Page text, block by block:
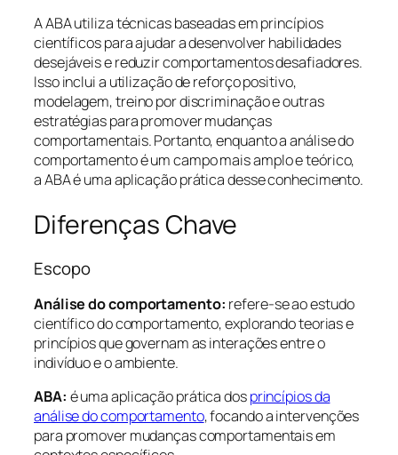
A ABA utiliza técnicas baseadas em princípios
científicos para ajudar a desenvolver habilidades
desejáveis e reduzir comportamentos desafiadores.
Isso inclui a utilização de reforço positivo,
modelagem, treino por discriminação e outras
estratégias para promover mudanças
comportamentais. Portanto, enquanto a análise do
comportamento é um campo mais amplo e teórico,
a ABA é uma aplicação prática desse conhecimento.
Diferenças Chave
Escopo
Análise do comportamento: refere-se ao estudo
científico do comportamento, explorando teorias e
princípios que governam as interações entre o
indivíduo e o ambiente.
ABA: é uma aplicação prática dosprincípios da
análise do comportamento, focando a intervenções
para promover mudanças comportamentais em